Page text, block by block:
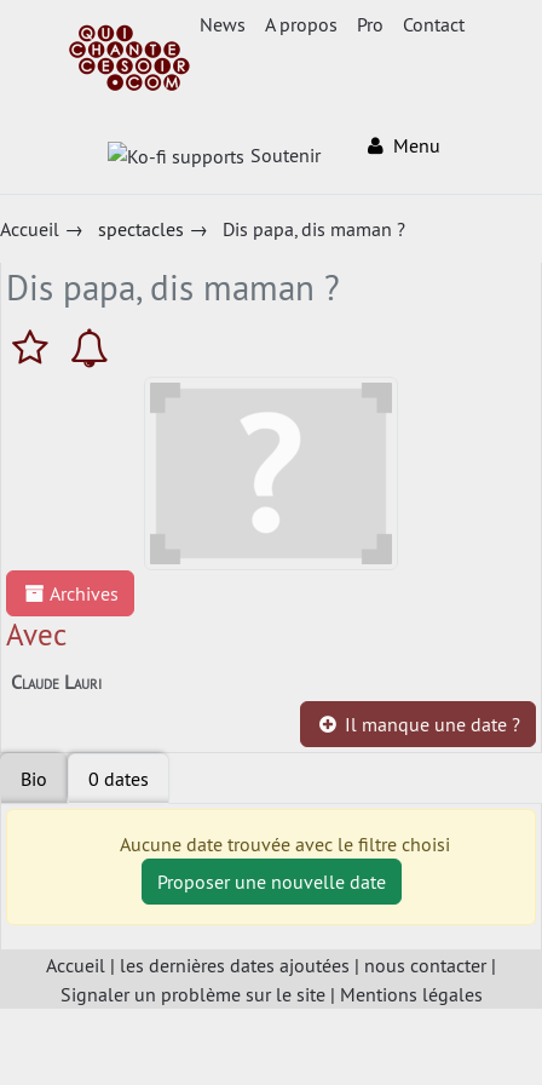
News A propos Pro Contact
Soutenir Menu
Accueil → spectacles → Dis papa, dis maman ?
Dis papa, dis maman ?
Archives
Avec
Claude Lauri
Il manque une date ?
Bio 0 dates
Aucune date trouvée avec le filtre choisi
Proposer une nouvelle date
Accueil | les dernières dates ajoutées | nous contacter|
Signaler un problème sur le site| Mentions légales